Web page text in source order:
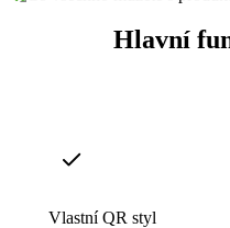
Hlavní
Vlastní QR styl